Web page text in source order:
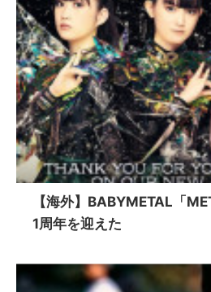
【海外】BABYMETAL「
1周年を迎えた